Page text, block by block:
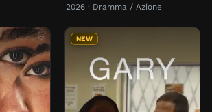
2026 · Dramma / Azione
NEW